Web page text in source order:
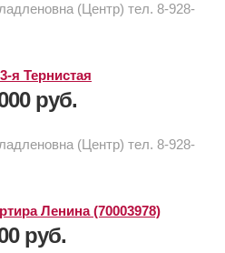
(Центр) тел. 8-928-
Тернистая
руб.
(Центр) тел. 8-928-
Ленина (70003978)
руб.